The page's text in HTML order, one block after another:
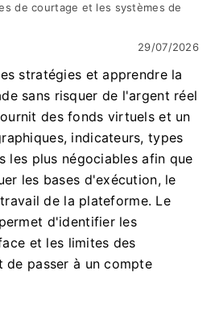
de courtage et les systèmes de
29/07/2026
stratégies et apprendre la
sans risquer de l'argent réel
des fonds virtuels et un
indicateurs, types
les plus négociables afin que
les bases d'exécution, le
de la plateforme. Le
d'identifier les
et les limites des
passer à un compte